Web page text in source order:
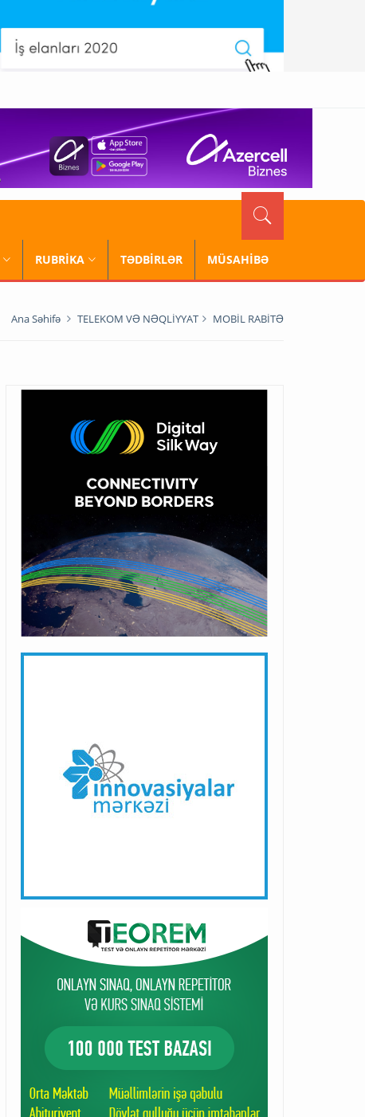
RUBRİKA TƏDBİRLƏR MÜSAHİBƏ
Ana Səhifə TELEKOM VƏ NƏQLİYYAT MOBİL RABİTƏ